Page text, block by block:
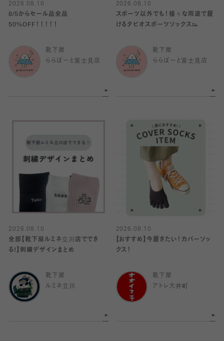
2026.08.10
8/5からセール品全品
50%OFF！！！！！
靴下屋
ららぽーと富士見店
2026.08.10
スポーツ以外でも！様々な用途で履
けるタビオスポーツソックス👟
靴下屋
ららぽーと富士見店
2026.08.10
全部【靴下屋ルミネ立川店ででき
る!】刺繍デザインまとめ
靴下屋
ルミネ立川
2026.08.10
【おすすめ】今履きたい！カバーソッ
クス！
靴下屋
アトレ大井町